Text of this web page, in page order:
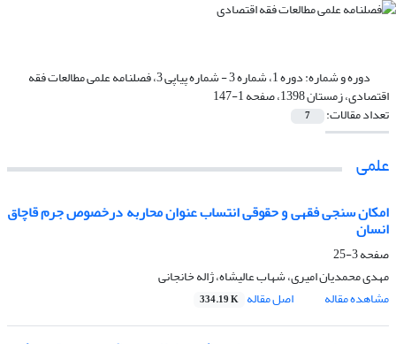
دوره و شماره: دوره 1، شماره 3 - شماره پیاپی 3، فصلنامه علمی مطالعات فقه
اقتصادی، زمستان 1398، صفحه 1-147
تعداد مقالات: 7
علمی
امکان سنجی فقهی و حقوقی انتساب عنوان محاربه درخصوص جرم قاچاق
انسان
صفحه3-25
مهدی محمدیان امیری، شهاب عالیشاه، ژاله خانجانی
مشاهده مقاله
اصل مقاله 334.19 K